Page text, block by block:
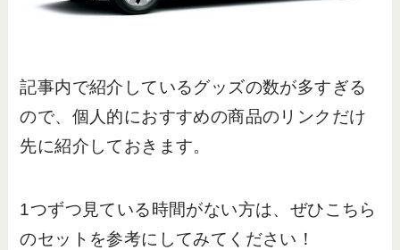
記事内で紹介しているグッズの数が多すぎる
ので、個人的におすすめの商品のリンクだけ
先に紹介しておきます。
1つずつ見ている時間がない方は、ぜひこちら
のセットを参考にしてみてください！